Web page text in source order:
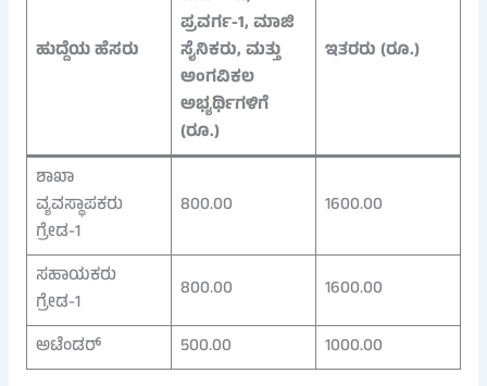
ಹುದ್ದೆಯ ಹೆಸರು
ಪ್ರವರ್ಗ-1, ಮಾಜಿ
ಸೈನಿಕರು, ಮತ್ತು
ಅಂಗವಿಕಲ
ಅಭ್ಯರ್ಥಿಗಳಿಗೆ
(ರೂ.)
ಇತರರು (ರೂ.)
ಶಾಖಾ
ವ್ಯವಸ್ಥಾಪಕರು
ಗ್ರೇಡ-1
800.00 1600.00
ಸಹಾಯಕರು
ಗ್ರೇಡ-1
800.00 1600.00
ಅಟೆಂಡರ್ 500.00 1000.00